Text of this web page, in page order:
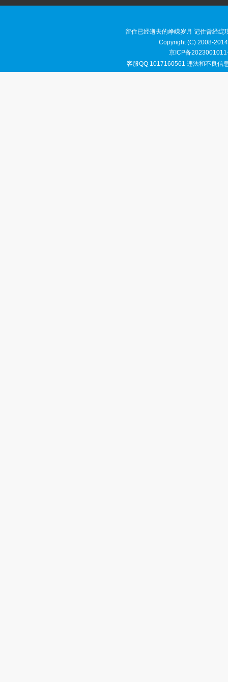
留住已经逝去的峥嵘岁月 记住曾经绽
Copyright (C) 2008-
京ICP备
客服QQ 1017160561 违法和不良信